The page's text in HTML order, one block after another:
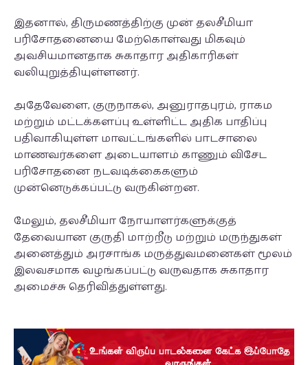
இதனால், திருமணத்திற்கு முன் தலசீமியா
பரிசோதனையை மேற்கொள்வது மிகவும்
அவசியமானதாக சுகாதார அதிகாரிகள்
வலியுறுத்தியுள்ளனர்.
அதேவேளை, குருநாகல், அனுராதபுரம், ராகம
மற்றும் மட்டக்களப்பு உள்ளிட்ட அதிக பாதிப்பு
பதிவாகியுள்ள மாவட்டங்களில் பாடசாலை
மாணவர்களை அடையாளம் காணும் விசேட
பரிசோதனை நடவடிக்கைகளும்
முன்னெடுக்கப்பட்டு வருகின்றன.
மேலும், தலசீமியா நோயாளர்களுக்குத்
தேவையான குருதி மாற்றீடு மற்றும் மருந்துகள்
அனைத்தும் அரசாங்க மருத்துவமனைகள் மூலம்
இலவசமாக வழங்கப்பட்டு வருவதாக சுகாதார
அமைச்சு தெரிவித்துள்ளது.